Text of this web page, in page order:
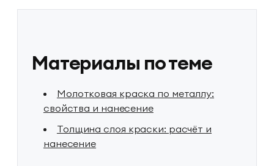
Материалы по теме
Молотковая краска по металлу:
свойства и нанесение
Толщина слоя краски: расчёт и
нанесение